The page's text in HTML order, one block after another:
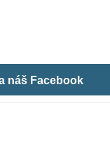
náš Facebook